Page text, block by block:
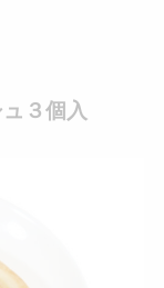
３個入